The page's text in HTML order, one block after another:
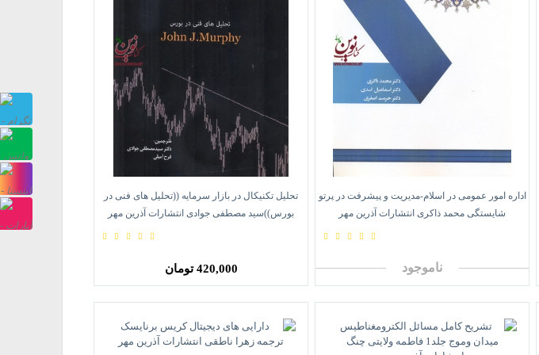
اداره امور عمومی در اسلام-مدیریت و پیشرفت در پرتو
شایستگی محمد ذاکری انتشارات آذرین مهر
ناموجود
تحلیل تکنیکال در بازار سرمایه ((تحلیل های فنی در
بورس))سید مصطفی جوادی انتشارات آذرین مهر
420,000 تومان
پشتیبانی
تلگرام
پشتیبانی
واتس
صفحه
اینستاگرام
صفحه